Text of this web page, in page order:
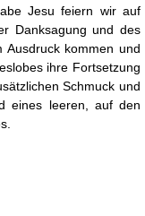
Jesu feiern wir auf
Danksagung und des
kommen und
ihre Fortsetzung
Schmuck und
eines leeren, auf den